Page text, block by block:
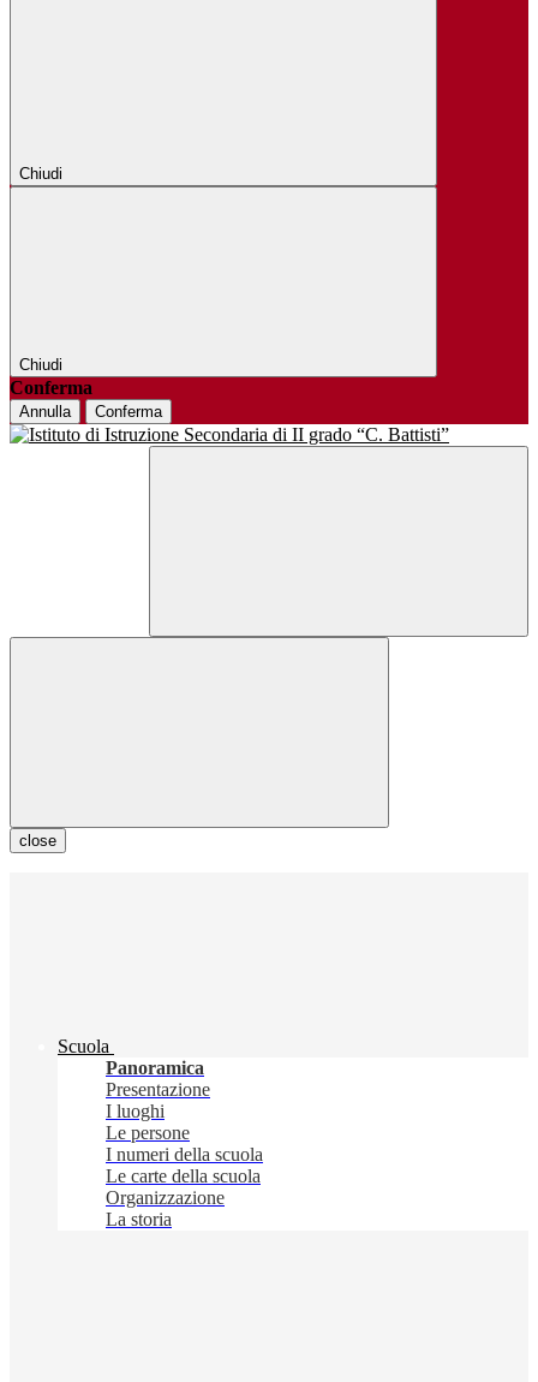
Chiudi
Chiudi
Conferma
Annulla Conferma
close
Scuola
Panoramica
Presentazione
I luoghi
Le persone
I numeri della scuola
Le carte della scuola
Organizzazione
La storia